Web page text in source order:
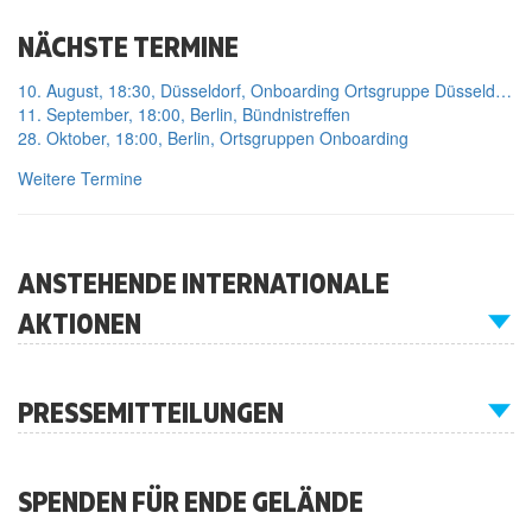
NÄCHSTE TERMINE
10. August, 18:30, Düsseldorf, Onboarding Ortsgruppe Düsseldorf
11. September, 18:00, Berlin, Bündnistreffen
28. Oktober, 18:00, Berlin, Ortsgruppen Onboarding
Weitere Termine
ANSTEHENDE INTERNATIONALE
AKTIONEN
PRESSEMITTEILUNGEN
SPENDEN FÜR ENDE GELÄNDE